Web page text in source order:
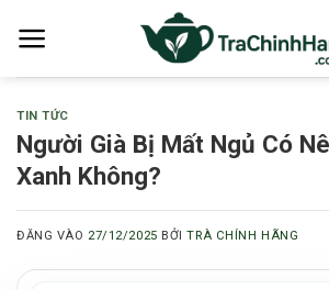
qua
TIN TỨC
Người Già Bị Mất Ngủ Có
Xanh Không?
ĐĂNG VÀO 27/12/2025 BỞITRÀ CHÍNH HÃNG